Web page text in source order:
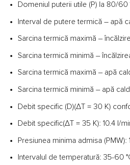
Domeniul puterii utile (P) la 80/60
Interval de putere termică – apă
Sarcina termică maximă –
Sarcina termică minimă –
Sarcina termică maximă – apă
Sarcina termică minimă – apă
Debit specific (D)(ΔT = 30 K)
Debit specific(ΔT = 35 K): 10.4 l/
Presiunea minima admisa (PMW):
Intervalul de temperatură: 35-60